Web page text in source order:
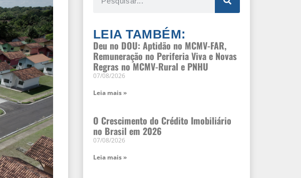
LEIA TAMBÉM:
Deu no DOU: Aptidão no MCMV-FAR,
Remuneração no Periferia Viva e Novas
Regras no MCMV-Rural e PNHU
07/08/2026
Leia mais »
O Crescimento do Crédito Imobiliário
no Brasil em 2026
07/08/2026
Leia mais »